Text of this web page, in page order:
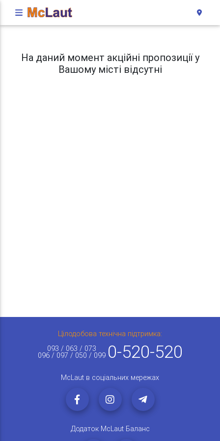
На даний момент акційні пропозиції у
Вашому місті відсутні
Цілодобова технічна підтримка:
093 / 063 / 073
096 / 097 / 050 / 099 0-520-520
McLaut в соціальних мережах
Додаток McLaut Баланс